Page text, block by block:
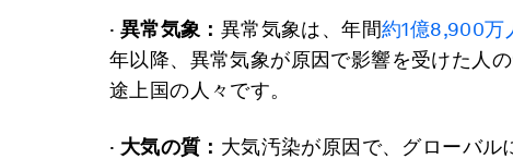
· 異常気象： 異常気象は、年間約1億8,900万
年以降、異常気象が原因で影響を受けた人
途上国の人々です。
· 大気の質： 大気汚染が原因で、グローバ